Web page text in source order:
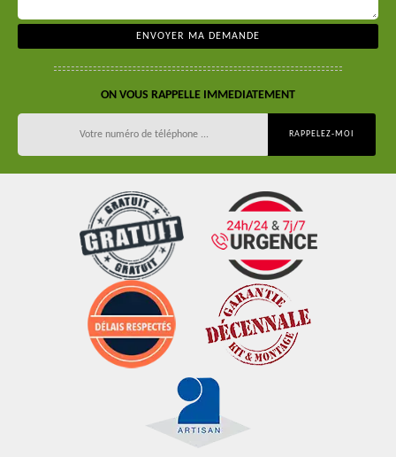
ON VOUS RAPPELLE IMMEDIATEMENT